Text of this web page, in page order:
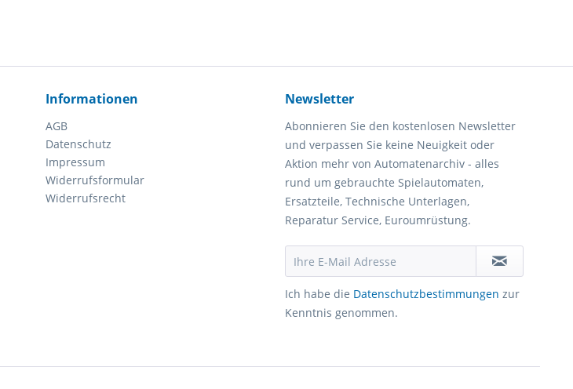
Informationen
AGB
Datenschutz
Impressum
Widerrufsformular
Widerrufsrecht
Newsletter
Abonnieren Sie den kostenlosen Newsletter
und verpassen Sie keine Neuigkeit oder
Aktion mehr von Automatenarchiv - alles
rund um gebrauchte Spielautomaten,
Ersatzteile, Technische Unterlagen,
Reparatur Service, Euroumrüstung.
Ich habe die Datenschutzbestimmungen zur
Kenntnis genommen.